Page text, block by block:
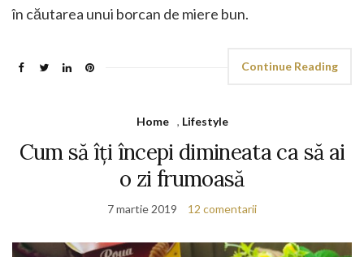
în căutarea unui borcan de miere bun.
Continue Reading
Home , Lifestyle
Cum să îți începi dimineata ca să ai
o zi frumoasă
7 martie 2019 12 comentarii